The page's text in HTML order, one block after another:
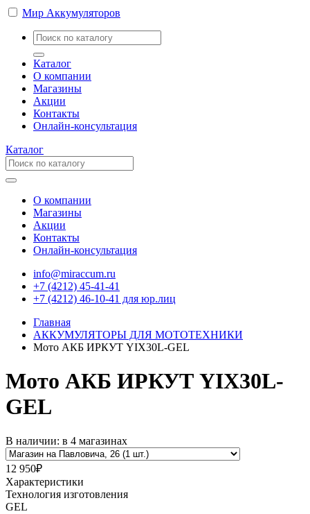
Мир Аккумуляторов
Каталог
О компании
Магазины
Акции
Контакты
Онлайн-консультация
Каталог
О компании
Магазины
Акции
Контакты
Онлайн-консультация
info@miraccum.ru
+7 (4212) 45-41-41
+7 (4212) 46-10-41 для юр.лиц
Главная
АККУМУЛЯТОРЫ ДЛЯ МОТОТЕХНИКИ
Мото АКБ ИРКУТ YIX30L-GEL
Мото АКБ ИРКУТ YIX30L-
GEL
В наличии: в 4 магазинах
12 950₽
Характеристики
Технология изготовления
GEL